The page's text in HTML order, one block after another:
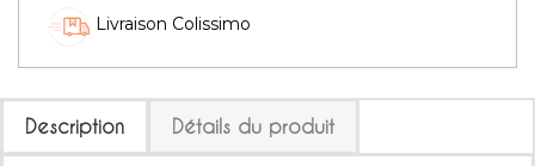
Livraison Colissimo
Description Détails du produit